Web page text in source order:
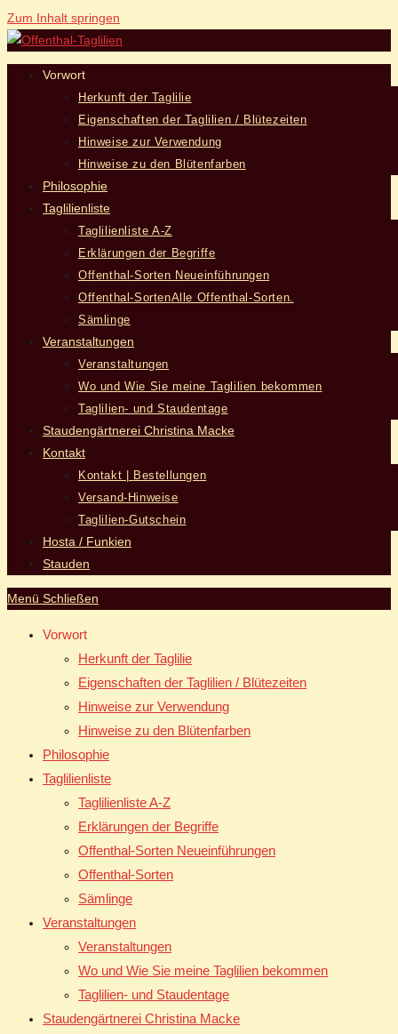
Zum Inhalt springen
Vorwort
Herkunft der Taglilie
Eigenschaften der Taglilien / Blütezeiten
Hinweise zur Verwendung
Hinweise zu den Blütenfarben
Philosophie
Taglilienliste
Taglilienliste A-Z
Erklärungen der Begriffe
Offenthal-Sorten Neueinführungen
Offenthal-SortenAlle Offenthal-Sorten.
Sämlinge
Veranstaltungen
Veranstaltungen
Wo und Wie Sie meine Taglilien bekommen
Taglilien- und Staudentage
Staudengärtnerei Christina Macke
Kontakt
Kontakt | Bestellungen
Versand-Hinweise
Taglilien-Gutschein
Hosta / Funkien
Stauden
Menü Schließen
Vorwort
Herkunft der Taglilie
Eigenschaften der Taglilien / Blütezeiten
Hinweise zur Verwendung
Hinweise zu den Blütenfarben
Philosophie
Taglilienliste
Taglilienliste A-Z
Erklärungen der Begriffe
Offenthal-Sorten Neueinführungen
Offenthal-Sorten
Sämlinge
Veranstaltungen
Veranstaltungen
Wo und Wie Sie meine Taglilien bekommen
Taglilien- und Staudentage
Staudengärtnerei Christina Macke